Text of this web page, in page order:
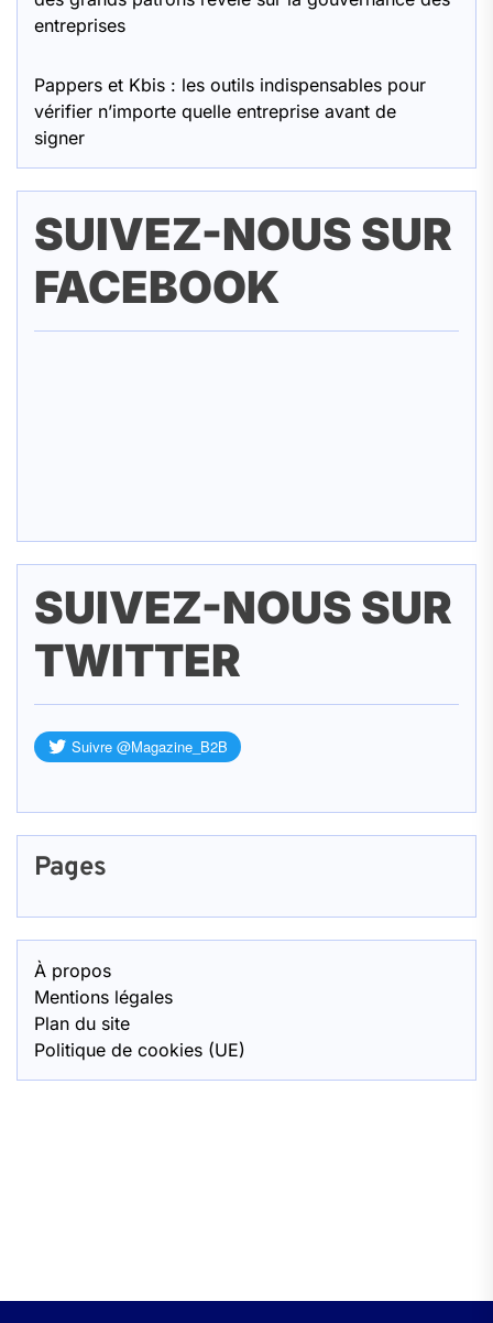
entreprises
Pappers et Kbis : les outils indispensables pour
vérifier n’importe quelle entreprise avant de
signer
SUIVEZ-NOUS SUR
FACEBOOK
SUIVEZ-NOUS SUR
TWITTER
Pages
À propos
Mentions légales
Plan du site
Politique de cookies (UE)